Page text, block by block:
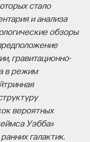
стало
и анализа
обзоры
гравитационно-
в режим
вероятных
Уэбба»
галактик.
инновационных
Ивар
инновационные
голод,
компании.
60%
слушателей